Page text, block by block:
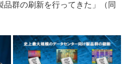
品群の刷新を行ってきた」（同